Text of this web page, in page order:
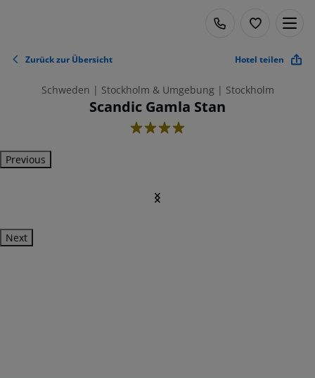
Zurück zur Übersicht Hotel teilen
Schweden | Stockholm & Umgebung | Stockholm
Scandic Gamla Stan
4
Previous
Next